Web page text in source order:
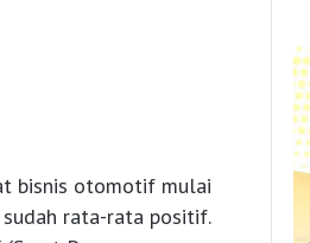
bisnis otomotif mulai
rata-rata positif.